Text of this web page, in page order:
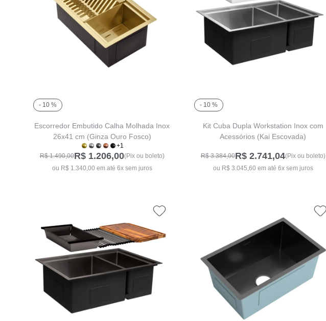
- 10 %
Escorredor Embutido Calha Molhada Inox
26x41 cm (Ginza Ouro Fosco)
+1
R$ 1.490,00R$ 1.206,00(Pix ou boleto)
ou R$ 1.340,00 em até 6x sem juros
- 10 %
Kit Cuba Dupla Workstation Inox com
Acessórios (Kai Escovada)
R$ 3.384,00R$ 2.741,04(Pix ou boleto)
ou R$ 3.045,60 em até 6x sem juros